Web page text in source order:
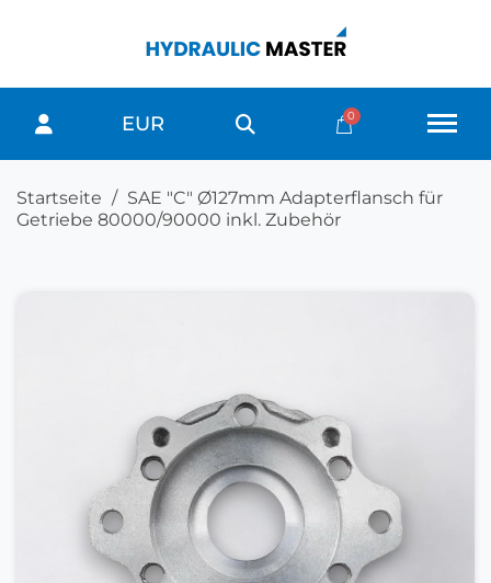
EUR
Startseite
SAE "C" Ø127mm Adapterflansch für
Getriebe 80000/90000 inkl. Zubehör